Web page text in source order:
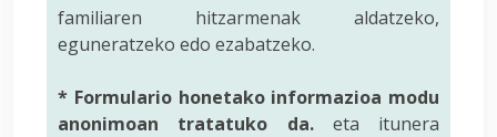
familiaren hitzarmenak aldatzeko,
eguneratzeko edo ezabatzeko.
* Formulario honetako informazioa modu
anonimoan tratatuko da.eta itunera